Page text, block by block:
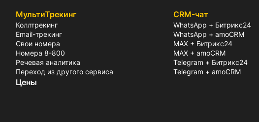
МультиТрекинг
Коллтрекинг
Email-трекинг
Свои номера
Номера 8-800
Речевая аналитика
Переход из другого сервиса
Цены
CRM-чат
WhatsApp + Битрикс24
WhatsApp + amoCRM
MAX + Битрикс24
MAX + amoCRM
Telegram + Битрикс24
Telegram + amoCRM